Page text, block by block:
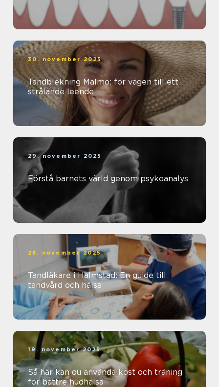
30. november 2025
Tandblekning Malmö: för vägen till ett
strålande leende
29. november 2025
Förstå barnets värld genom psykoanalys
28. november 2025
Tandläkare i Halmstad: En guide till
tandvård och hälsa
19. november 2025
Så här kan du använda kost och träning
för bättre hudhälsa